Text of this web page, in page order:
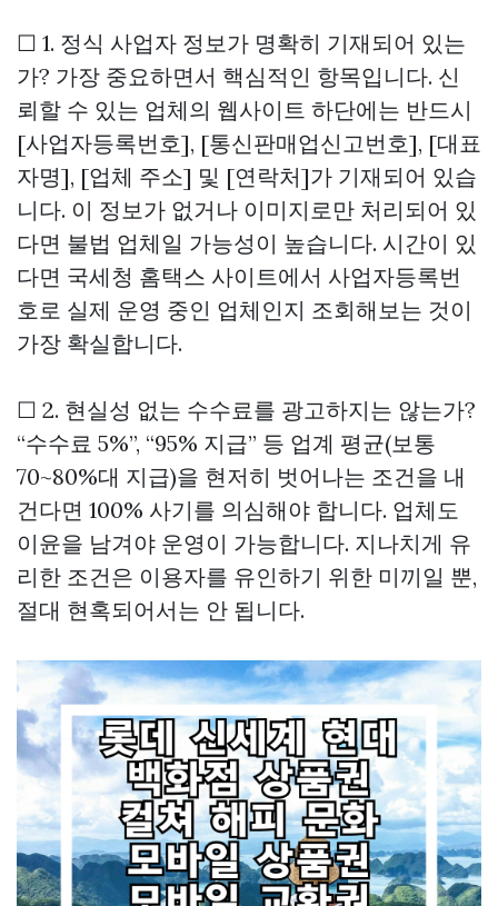
☐ 1. 정식 사업자 정보가 명확히 기재되어 있는
가? 가장 중요하면서 핵심적인 항목입니다. 신
뢰할 수 있는 업체의 웹사이트 하단에는 반드시
[사업자등록번호], [통신판매업신고번호], [대표
자명], [업체 주소] 및 [연락처]가 기재되어 있습
니다. 이 정보가 없거나 이미지로만 처리되어 있
다면 불법 업체일 가능성이 높습니다. 시간이 있
다면 국세청 홈택스 사이트에서 사업자등록번
호로 실제 운영 중인 업체인지 조회해보는 것이
가장 확실합니다.
☐ 2. 현실성 없는 수수료를 광고하지는 않는가?
“수수료 5%”, “95% 지급” 등 업계 평균(보통
70~80%대 지급)을 현저히 벗어나는 조건을 내
건다면 100% 사기를 의심해야 합니다. 업체도
이윤을 남겨야 운영이 가능합니다. 지나치게 유
리한 조건은 이용자를 유인하기 위한 미끼일 뿐,
절대 현혹되어서는 안 됩니다.